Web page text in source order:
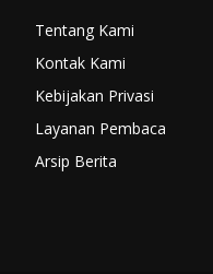
Tentang Kami
Kontak Kami
Kebijakan Privasi
Layanan Pembaca
Arsip Berita